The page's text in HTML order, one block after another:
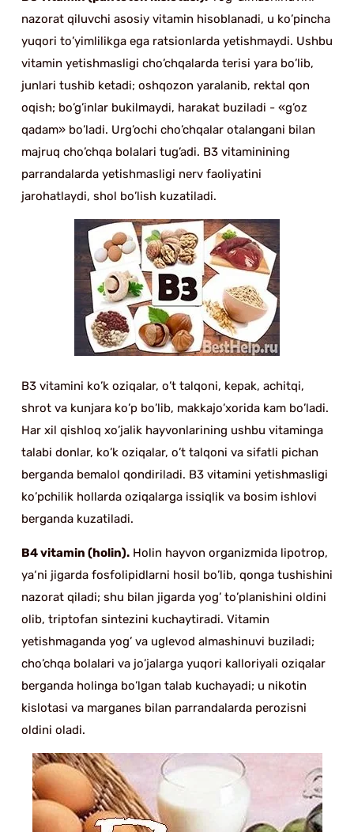
nazorat qiluvchi asosiy vitamin hisoblanadi, u ko’pincha
yuqori to’yimlilikga ega ratsionlarda yetishmaydi. Ushbu
vitamin yetishmasligi cho’chqalarda terisi yara bo’lib,
junlari tushib ketadi; oshqozon yaralanib, rektal qon
oqish; bo’g’inlar bukilmaydi, harakat buziladi - «g’oz
qadam» bo’ladi. Urg’ochi cho’chqalar otalangani bilan
majruq cho’chqa bolalari tug’adi. B3 vitaminining
parrandalarda yetishmasligi nerv faoliyatini
jarohatlaydi, shol bo’lish kuzatiladi.
B3 vitamini ko’k oziqalar, o’t talqoni, kepak, achitqi,
shrot va kunjara ko’p bo’lib, makkajo’xorida kam bo’ladi.
Har xil qishloq xo’jalik hayvonlarining ushbu vitaminga
talabi donlar, ko’k oziqalar, o’t talqoni va sifatli pichan
berganda bemalol qondiriladi. B3 vitamini yetishmasligi
ko’pchilik hollarda oziqalarga issiqlik va bosim ishlovi
berganda kuzatiladi.
B4 vitamin (holin).Holin hayvon organizmida lipotrop,
ya‘ni jigarda fosfolipidlarni hosil bo’lib, qonga tushishini
nazorat qiladi; shu bilan jigarda yog’ to’planishini oldini
olib, triptofan sintezini kuchaytiradi. Vitamin
yetishmaganda yog’ va uglevod almashinuvi buziladi;
cho’chqa bolalari va jo’jalarga yuqori kalloriyali oziqalar
berganda holinga bo’lgan talab kuchayadi; u nikotin
kislotasi va marganes bilan parrandalarda perozisni
oldini oladi.